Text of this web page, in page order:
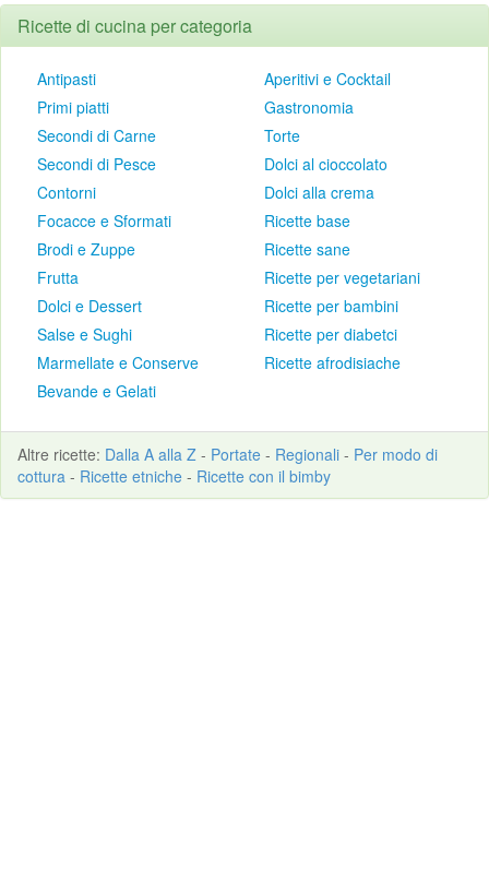
Ricette di cucina per categoria
Antipasti
Primi piatti
Secondi di Carne
Secondi di Pesce
Contorni
Focacce e Sformati
Brodi e Zuppe
Frutta
Dolci e Dessert
Salse e Sughi
Marmellate e Conserve
Bevande e Gelati
Aperitivi e Cocktail
Gastronomia
Torte
Dolci al cioccolato
Dolci alla crema
Ricette base
Ricette sane
Ricette per vegetariani
Ricette per bambini
Ricette per diabetci
Ricette afrodisiache
Altre ricette: Dalla A alla Z - Portate - Regionali - Per modo di
cottura - Ricette etniche - Ricette con il bimby